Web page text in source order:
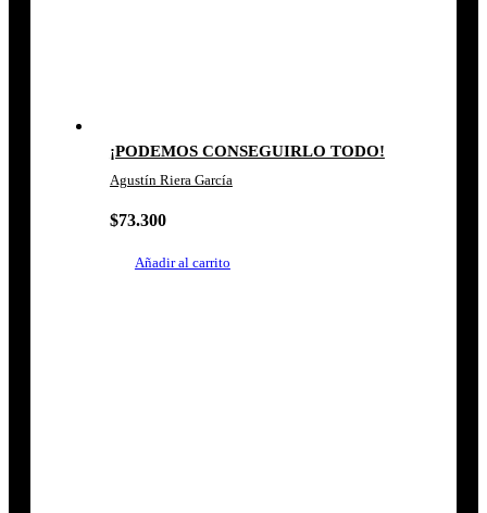
¡PODEMOS CONSEGUIRLO TODO!
Agustín Riera García
$73.300
Añadir al carrito